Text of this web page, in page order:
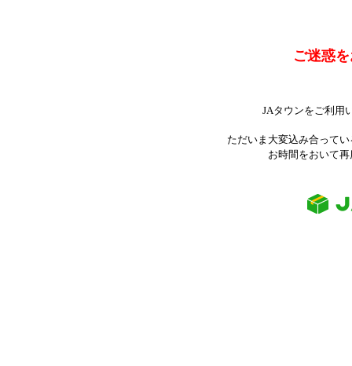
ご迷惑
JAタウンをご利用
ただいま大変込み合って
お時間をおいて